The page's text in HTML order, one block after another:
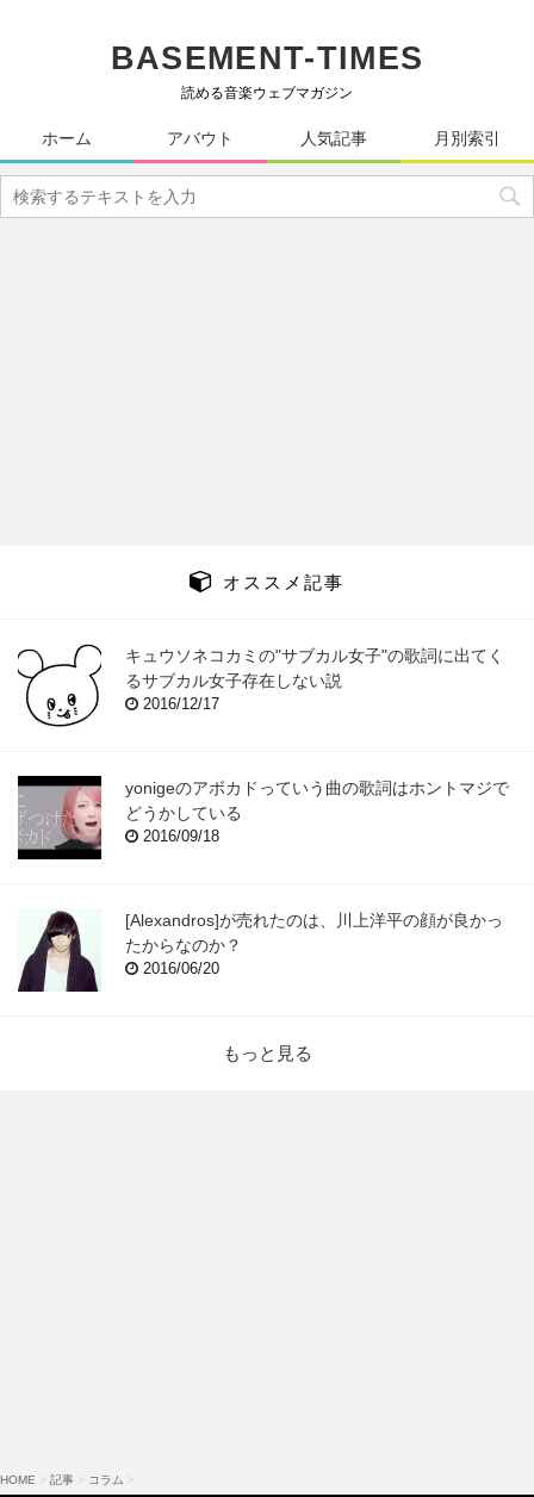
BASEMENT-TIMES
読める音楽ウェブマガジン
ホーム アバウト 人気記事 月別索引
オススメ記事
キュウソネコカミの"サブカル女子"の歌詞に出てく
るサブカル女子存在しない説
2016/12/17
yonigeのアボカドっていう曲の歌詞はホントマジで
どうかしている
2016/09/18
[Alexandros]が売れたのは、川上洋平の顔が良かっ
たからなのか？
2016/06/20
もっと見る
HOME > 記事 > コラム >